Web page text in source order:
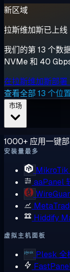
新区域
拉斯维加斯已上线
我们的第 13 个数
NVMe 和 40
在拉斯维加斯部
查看全部 13 个位
1000+ 应用一键部
安装量最多
MikroTik
aaPanel
Hiddify
虚拟主机面板
Plesk 全